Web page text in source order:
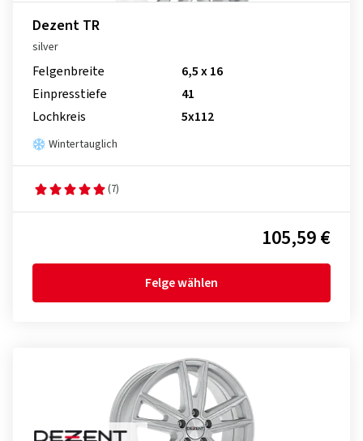
Dezent TR
silver
Felgenbreite
6,5 x 16
Einpresstiefe
41
Lochkreis
5x112
Wintertauglich
(7)
105,59 €
Felge wählen